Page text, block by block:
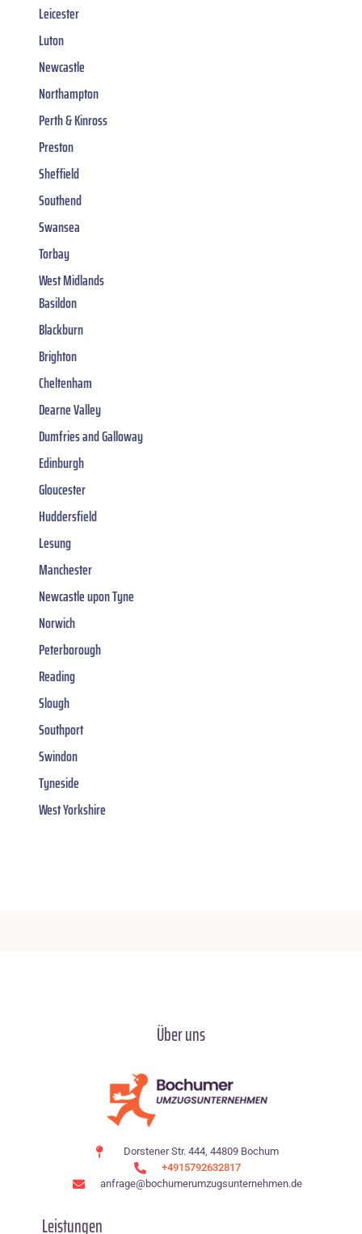
Leicester
Luton
Newcastle
Northampton
Perth & Kinross
Preston
Sheffield
Southend
Swansea
Torbay
West Midlands
Basildon
Blackburn
Brighton
Cheltenham
Dearne Valley
Dumfries and Galloway
Edinburgh
Gloucester
Huddersfield
Lesung
Manchester
Newcastle upon Tyne
Norwich
Peterborough
Reading
Slough
Southport
Swindon
Tyneside
West Yorkshire
Über uns
Dorstener Str. 444, 44809 Bochum
+4915792632817
anfrage@bochumerumzugsunternehmen.de
Leistungen